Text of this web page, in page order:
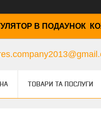
В ПОДАУНОК
ТОВАРИ ТА ПОСЛУГИ